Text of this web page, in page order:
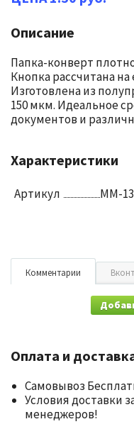
Описание
Папка-конверт
Кнопка рассчитана
Изготовлена из
150 мкм. Идеальное
документов и
Характеристики
Артикул ММ-
Комментарии
Оплата и
Самовывоз
Условия доставки
менеджеров!